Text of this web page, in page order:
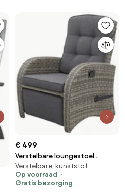
€ 499
Verstelbare loungestoel
Casablanca
Verstelbare, kunststof
Op voorraad
Gratis bezorging